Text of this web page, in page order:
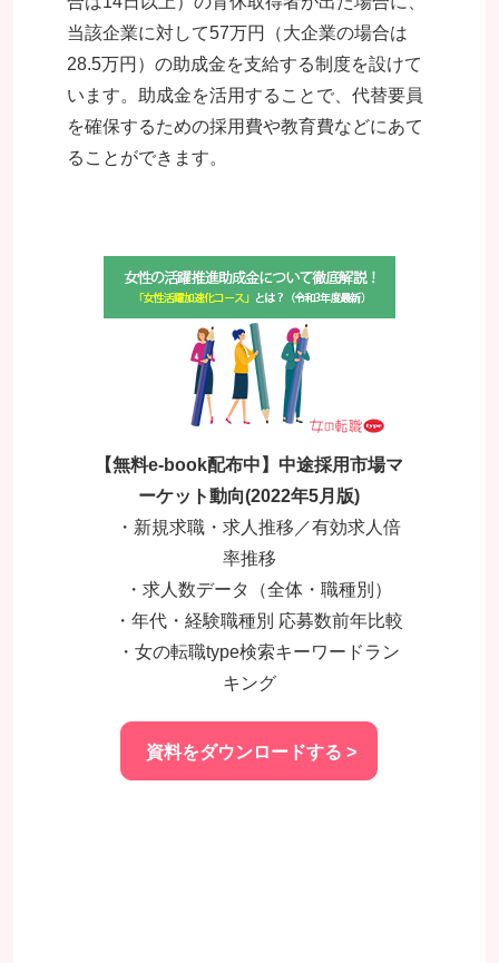
当該企業に対して57万円（大企業の場合は
28.5万円）の助成金を支給する制度を設けて
います。助成金を活用することで、代替要員
を確保するための採用費や教育費などにあて
ることができます。
【無料e-book配布中】中途採用市場マ
ーケット動向(2022年5月版)
・新規求職・求人推移／有効求人倍
率推移
・求人数データ（全体・職種別）
・年代・経験職種別 応募数前年比較
・女の転職type検索キーワードラン
キング
資料をダウンロードする >